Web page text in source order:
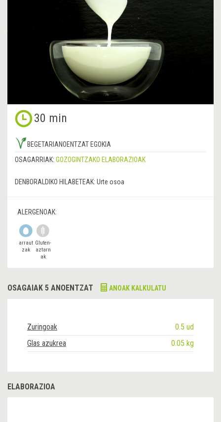
30 min
BEGETARIANOENTZAT EGOKIA
OSAGARRIAK: GOZOGINTZAKO ELABORAZIOAK
DENBORALDIKO HILABETEAK: Urte osoa
ALERGENOAK:
arraut
zak
Gluten-
aztarn
ak
OSAGAIAK 5 ANOENTZAT ANOAK KALKULATU
Zuringoak
0.5 ud
Glas azukrea
0.05 kg
ELABORAZIOA